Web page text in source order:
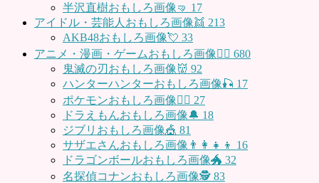
半沢直樹おもしろ画像🤜 17
アイドル・芸能人おもしろ画像👯 213
AKB48おもしろ画像💘 33
アニメ・漫画・ゲームおもしろ画像🧚‍♀️ 680
鬼滅の刃おもしろ画像👹 92
ハンターハンターおもしろ画像🎣 17
ポケモンおもしろ画像🤹‍♂️ 27
ドラえもんおもしろ画像🔔 18
ジブリおもしろ画像🎪 81
サザエさんおもしろ画像👨‍👩‍👧‍👦 16
ドラゴンボールおもしろ画像🐲 32
名探偵コナンおもしろ画像🕵️ 83